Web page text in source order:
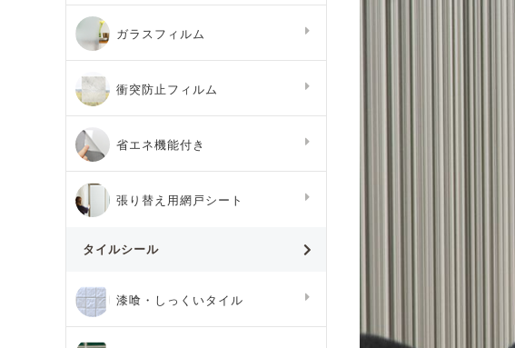
ガラスフィルム
衝突防止フィルム
省エネ機能付き
張り替え用網戸シート
タイルシール
漆喰・しっくいタイル